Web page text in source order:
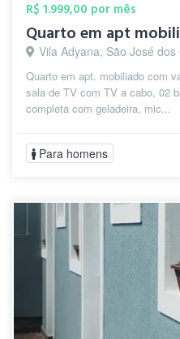
R$ 1.999,00 por mês
Quarto em apt
Vila Adyana, São José
Quarto em apt. mobiliado com
sala de TV com TV a cabo, 02
completa com geladeira, mic...
Para homens